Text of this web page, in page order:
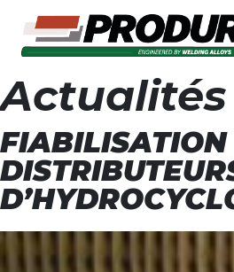
Actualités
FIABILISATION